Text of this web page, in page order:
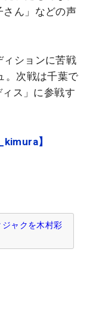
さん」などの声
ィションに苦戦
。次戦は千葉で
ス」に参戦す
】
ジャクを木村彩